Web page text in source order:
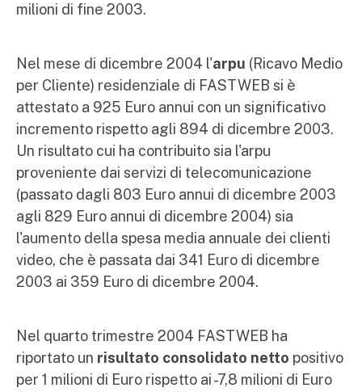
milioni di fine 2003.
Nel mese di dicembre 2004 l'arpu (Ricavo Medio
per Cliente) residenziale di FASTWEB si è
attestato a 925 Euro annui con un significativo
incremento rispetto agli 894 di dicembre 2003.
Un risultato cui ha contribuito sia l'arpu
proveniente dai servizi di telecomunicazione
(passato dagli 803 Euro annui di dicembre 2003
agli 829 Euro annui di dicembre 2004) sia
l'aumento della spesa media annuale dei clienti
video, che è passata dai 341 Euro di dicembre
2003 ai 359 Euro di dicembre 2004.
Nel quarto trimestre 2004 FASTWEB ha
riportato un risultato consolidato netto positivo
per 1 milioni di Euro rispetto ai -7,8 milioni di Euro